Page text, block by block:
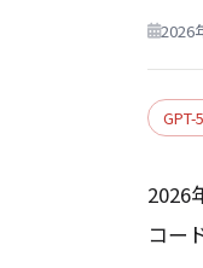
2026
GPT-
2026
コー